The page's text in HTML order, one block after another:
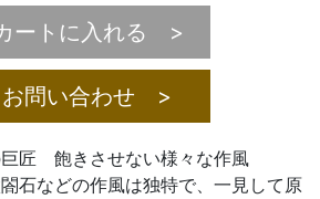
ートに入れる >
問い合わせ >
匠 飽きさせない様々な作風
石などの作風は独特で、一見して原